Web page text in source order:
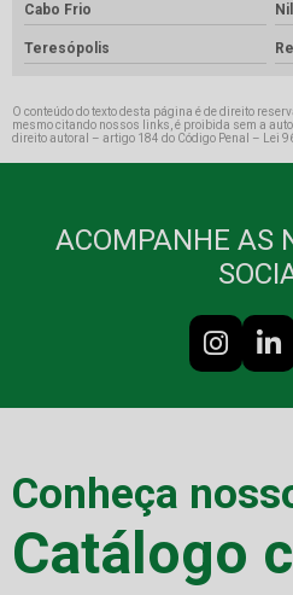
Cabo Frio
Teresópolis
O conteúdo do texto desta página é de direito
mesmo citando nossos links, é proibida sem a
direito autoral – artigo 184 do Código Penal – Lei
ACOMPANHE AS
Conheça
Catálogo